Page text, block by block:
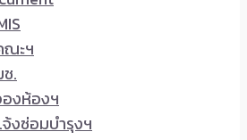
ณะฯ
.
องห้องฯ
งซ่อมบำรุงฯ